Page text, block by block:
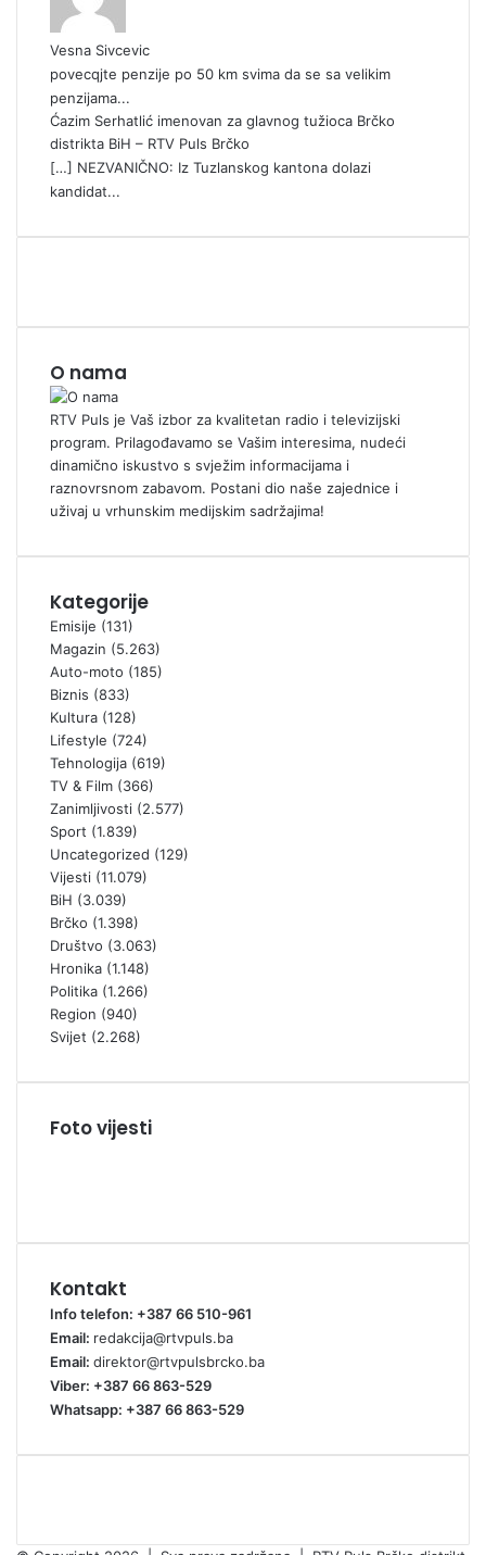
Vesna Sivcevic
povecqjte penzije po 50 km svima da se sa velikim
penzijama...
Ćazim Serhatlić imenovan za glavnog tužioca Brčko
distrikta BiH – RTV Puls Brčko
[…] NEZVANIČNO: Iz Tuzlanskog kantona dolazi
kandidat...
O nama
RTV Puls je Vaš izbor za kvalitetan radio i televizijski
program. Prilagođavamo se Vašim interesima, nudeći
dinamično iskustvo s svježim informacijama i
raznovrsnom zabavom. Postani dio naše zajednice i
uživaj u vrhunskim medijskim sadržajima!
Kategorije
Emisije (131)
Magazin (5.263)
Auto-moto (185)
Biznis (833)
Kultura (128)
Lifestyle (724)
Tehnologija (619)
TV & Film (366)
Zanimljivosti (2.577)
Sport (1.839)
Uncategorized (129)
Vijesti (11.079)
BiH (3.039)
Brčko (1.398)
Društvo (3.063)
Hronika (1.148)
Politika (1.266)
Region (940)
Svijet (2.268)
Foto vijesti
Kontakt
Info telefon: +387 66 510-961
Email: redakcija@rtvpuls.ba
Email: direktor@rtvpulsbrcko.ba
Viber: +387 66 863-529
Whatsapp: +387 66 863-529